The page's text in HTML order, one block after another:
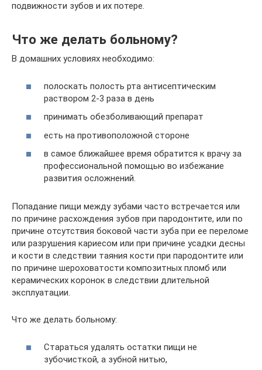
подвижности зубов и их потере.
Что же делать больному?
В домашних условиях необходимо:
полоскать полость рта антисептическим
раствором 2-3 раза в день
принимать обезболивающий препарат
есть на противоположной стороне
в самое ближайшее время обратится к врачу за
профессиональной помощью во избежание
развития осложнений.
Попадание пищи между зубами часто встречается или
по причине расхождения зубов при пародонтите, или по
причине отсутствия боковой части зуба при ее переломе
или разрушения кариесом или при причине усадки десны
и кости в следствии таяния кости при пародонтите или
по причине шероховатости композитных пломб или
керамических коронок в следствии длительной
эксплуатации.
Что же делать больному:
Стараться удалять остатки пищи не
зубочисткой, а зубной нитью,